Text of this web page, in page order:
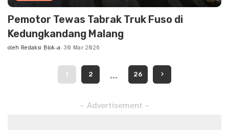
Pemotor Tewas Tabrak Truk Fuso di
Kedungkandang Malang
Posted
oleh Redaksi Blok-a 30 Mar 2026
1 2 … 26
– Advertisement –